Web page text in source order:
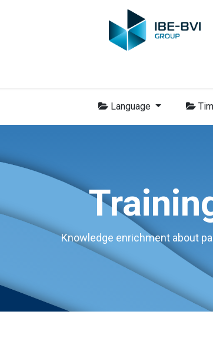
Language
Knowledge enrichment about